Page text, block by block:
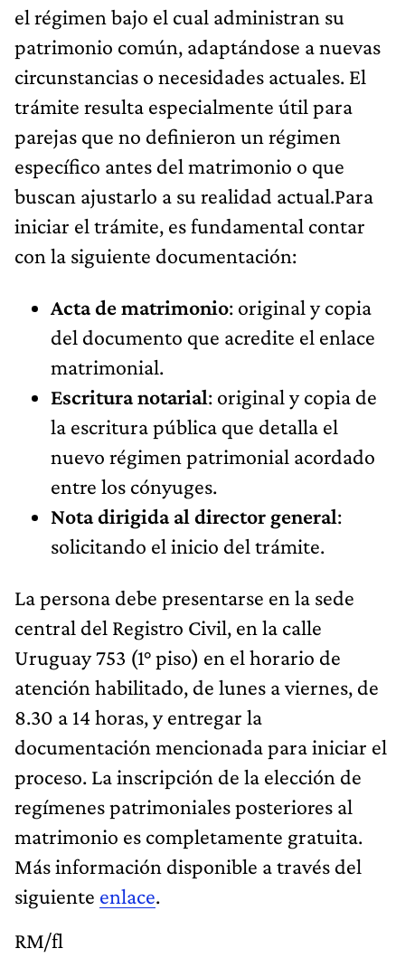
el régimen bajo el cual administran su
patrimonio común, adaptándose a nuevas
circunstancias o necesidades actuales. El
trámite resulta especialmente útil para
parejas que no definieron un régimen
específico antes del matrimonio o que
buscan ajustarlo a su realidad actual.Para
iniciar el trámite, es fundamental contar
con la siguiente documentación:
Acta de matrimonio: original y copia
del documento que acredite el enlace
matrimonial.
Escritura notarial: original y copia de
la escritura pública que detalla el
nuevo régimen patrimonial acordado
entre los cónyuges.
Nota dirigida al director general:
solicitando el inicio del trámite.
La persona debe presentarse en la sede
central del Registro Civil, en la calle
Uruguay 753 (1° piso) en el horario de
atención habilitado, de lunes a viernes, de
8.30 a 14 horas, y entregar la
documentación mencionada para iniciar el
proceso. La inscripción de la elección de
regímenes patrimoniales posteriores al
matrimonio es completamente gratuita.
Más información disponible a través del
siguiente enlace.
RM/fl